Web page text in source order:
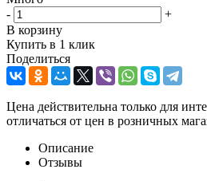
-
+
В корзину
Купить в 1 клик
Поделиться
Цена действительна только для
отличаться от цен в розничных
Описание
Отзывы